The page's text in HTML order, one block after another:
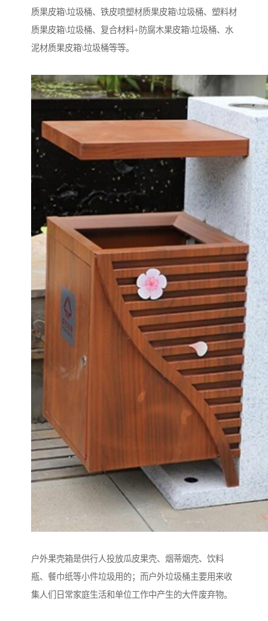
质果皮箱\垃圾桶、铁皮喷塑材质果皮箱\垃圾桶、塑料材
质果皮箱\垃圾桶、复合材料+防腐木果皮箱\垃圾桶、水
泥材质果皮箱\垃圾桶等等。
户外果壳箱是供行人投放瓜皮果壳、烟蒂烟壳、饮料
瓶、餐巾纸等小件垃圾用的；而户外垃圾桶主要用来收
集人们日常家庭生活和单位工作中产生的大件废弃物。